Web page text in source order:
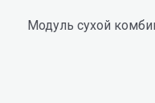
Модуль сухой